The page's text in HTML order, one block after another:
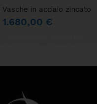
Vasche in acciaio zincato
1.680,00 €